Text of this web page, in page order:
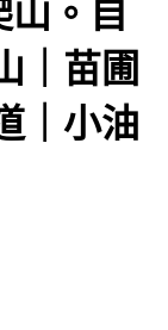
。自
｜苗圃
｜小油